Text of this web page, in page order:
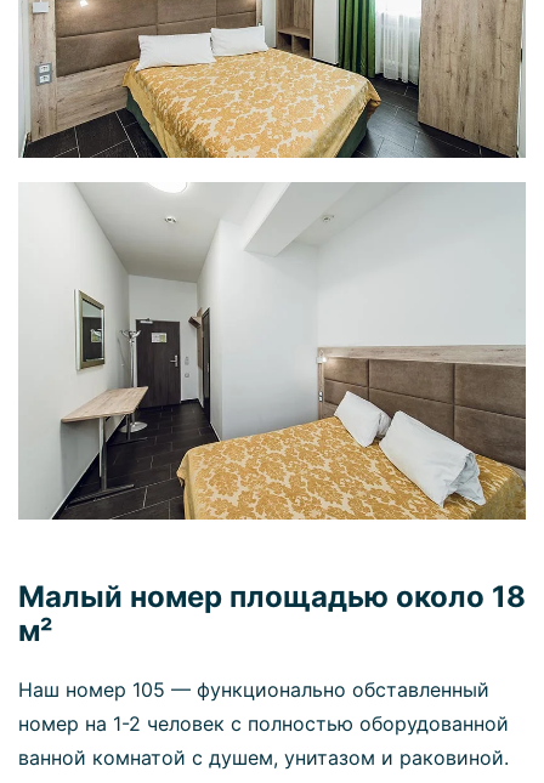
Малый номер площадью около 18
м²
Наш номер 105 — функционально обставленный
номер на 1-2 человек с полностью оборудованной
ванной комнатой с душем, унитазом и раковиной.